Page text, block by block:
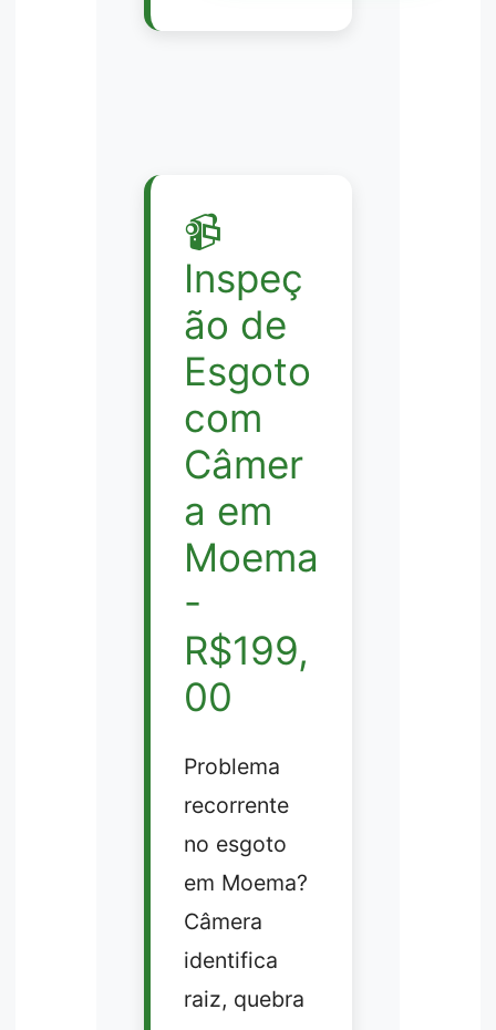
📹
Inspeç
ão de
Esgoto
com
Câmer
a em
Moema
-
R$199,
00
Problema
recorrente
no esgoto
em Moema?
Câmera
identifica
raiz, quebra